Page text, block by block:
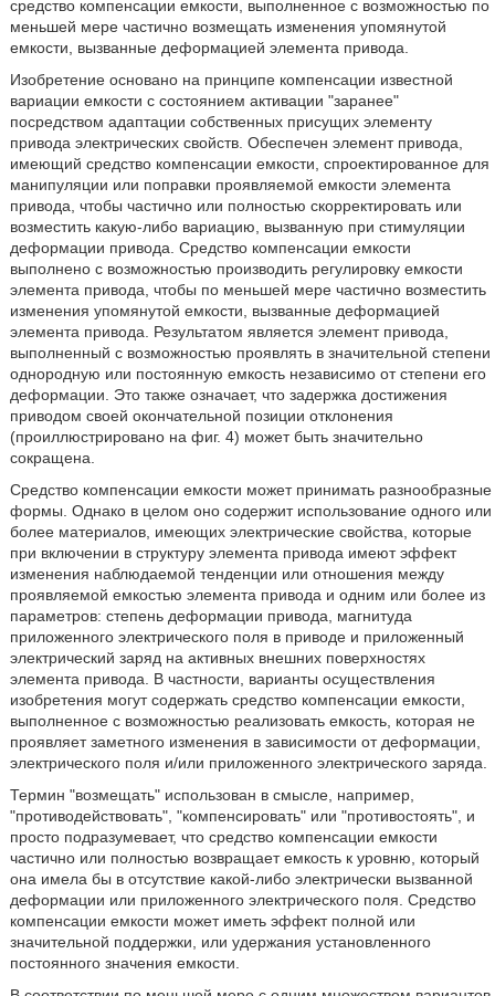
средство компенсации емкости, выполненное с возможностью по
меньшей мере частично возмещать изменения упомянутой
емкости, вызванные деформацией элемента привода.
Изобретение основано на принципе компенсации известной
вариации емкости с состоянием активации "заранее"
посредством адаптации собственных присущих элементу
привода электрических свойств. Обеспечен элемент привода,
имеющий средство компенсации емкости, спроектированное для
манипуляции или поправки проявляемой емкости элемента
привода, чтобы частично или полностью скорректировать или
возместить какую-либо вариацию, вызванную при стимуляции
деформации привода. Средство компенсации емкости
выполнено с возможностью производить регулировку емкости
элемента привода, чтобы по меньшей мере частично возместить
изменения упомянутой емкости, вызванные деформацией
элемента привода. Результатом является элемент привода,
выполненный с возможностью проявлять в значительной степени
однородную или постоянную емкость независимо от степени его
деформации. Это также означает, что задержка достижения
приводом своей окончательной позиции отклонения
(проиллюстрировано на фиг. 4) может быть значительно
сокращена.
Средство компенсации емкости может принимать разнообразные
формы. Однако в целом оно содержит использование одного или
более материалов, имеющих электрические свойства, которые
при включении в структуру элемента привода имеют эффект
изменения наблюдаемой тенденции или отношения между
проявляемой емкостью элемента привода и одним или более из
параметров: степень деформации привода, магнитуда
приложенного электрического поля в приводе и приложенный
электрический заряд на активных внешних поверхностях
элемента привода. В частности, варианты осуществления
изобретения могут содержать средство компенсации емкости,
выполненное с возможностью реализовать емкость, которая не
проявляет заметного изменения в зависимости от деформации,
электрического поля и/или приложенного электрического заряда.
Термин "возмещать" использован в смысле, например,
"противодействовать", "компенсировать" или "противостоять", и
просто подразумевает, что средство компенсации емкости
частично или полностью возвращает емкость к уровню, который
она имела бы в отсутствие какой-либо электрически вызванной
деформации или приложенного электрического поля. Средство
компенсации емкости может иметь эффект полной или
значительной поддержки, или удержания установленного
постоянного значения емкости.